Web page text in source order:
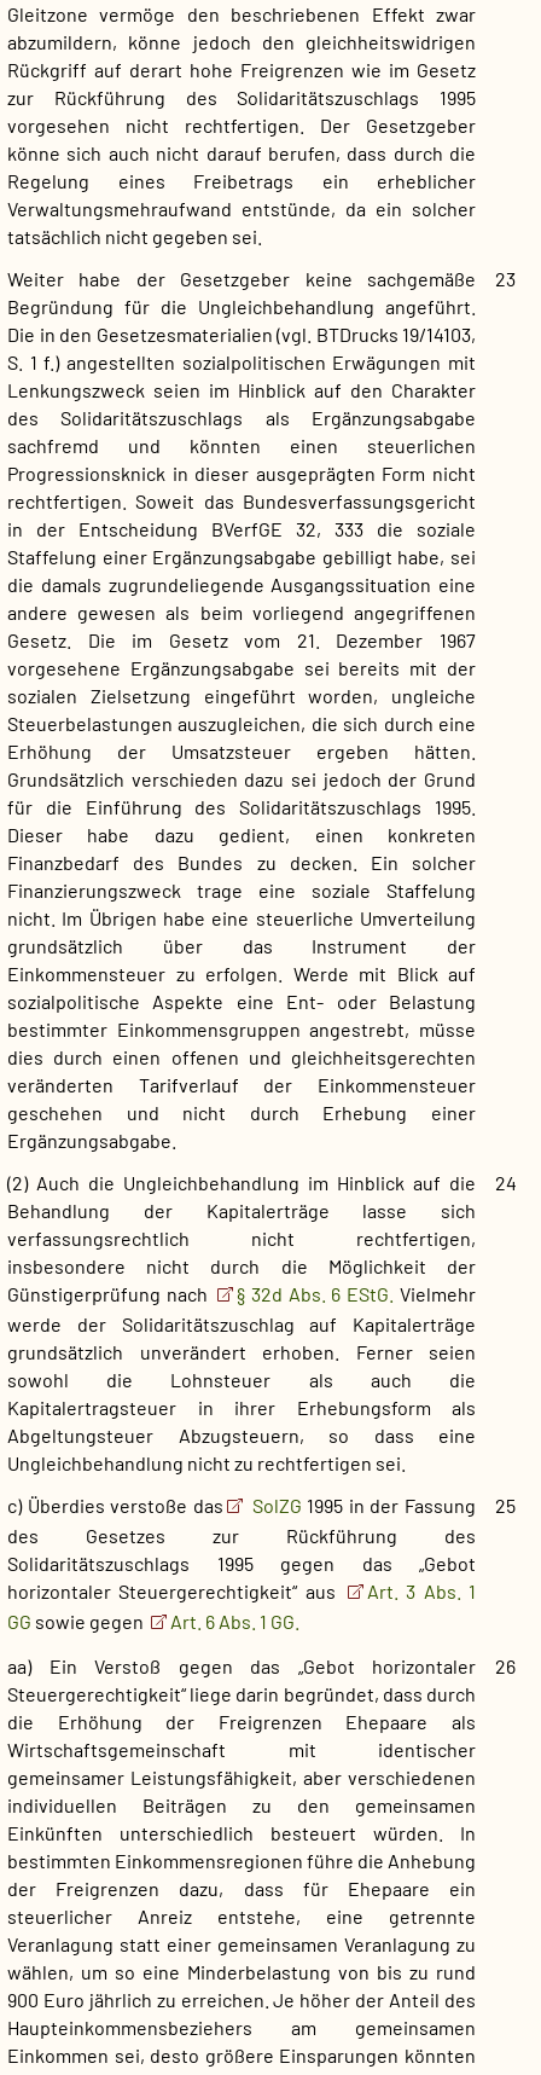
Gleitzone vermöge den beschriebenen Effekt zwar
abzumildern, könne jedoch den gleichheitswidrigen
Rückgriff auf derart hohe Freigrenzen wie im Gesetz
zur Rückführung des Solidaritätszuschlags 1995
vorgesehen nicht rechtfertigen. Der Gesetzgeber
könne sich auch nicht darauf berufen, dass durch die
Regelung eines Freibetrags ein erheblicher
Verwaltungsmehraufwand entstünde, da ein solcher
tatsächlich nicht gegeben sei.
23
Weiter habe der Gesetzgeber keine sachgemäße
Begründung für die Ungleichbehandlung angeführt.
Die in den Gesetzesmaterialien (vgl. BTDrucks 19/14103,
S. 1 f.) angestellten sozialpolitischen Erwägungen mit
Lenkungszweck seien im Hinblick auf den Charakter
des Solidaritätszuschlags als Ergänzungsabgabe
sachfremd und könnten einen steuerlichen
Progressionsknick in dieser ausgeprägten Form nicht
rechtfertigen. Soweit das Bundesverfassungsgericht
in der Entscheidung BVerfGE 32, 333 die soziale
Staffelung einer Ergänzungsabgabe gebilligt habe, sei
die damals zugrundeliegende Ausgangssituation eine
andere gewesen als beim vorliegend angegriffenen
Gesetz. Die im Gesetz vom 21. Dezember 1967
vorgesehene Ergänzungsabgabe sei bereits mit der
sozialen Zielsetzung eingeführt worden, ungleiche
Steuerbelastungen auszugleichen, die sich durch eine
Erhöhung der Umsatzsteuer ergeben hätten.
Grundsätzlich verschieden dazu sei jedoch der Grund
für die Einführung des Solidaritätszuschlags 1995.
Dieser habe dazu gedient, einen konkreten
Finanzbedarf des Bundes zu decken. Ein solcher
Finanzierungszweck trage eine soziale Staffelung
nicht. Im Übrigen habe eine steuerliche Umverteilung
grundsätzlich über das Instrument der
Einkommensteuer zu erfolgen. Werde mit Blick auf
sozialpolitische Aspekte eine Ent- oder Belastung
bestimmter Einkommensgruppen angestrebt, müsse
dies durch einen offenen und gleichheitsgerechten
veränderten Tarifverlauf der Einkommensteuer
geschehen und nicht durch Erhebung einer
Ergänzungsabgabe.
24
(2) Auch die Ungleichbehandlung im Hinblick auf die
Behandlung der Kapitalerträge lasse sich
verfassungsrechtlich nicht rechtfertigen,
insbesondere nicht durch die Möglichkeit der
Günstigerprüfung nach
§ 32d Abs. 6 EStG. Vielmehr
werde der Solidaritätszuschlag auf Kapitalerträge
grundsätzlich unverändert erhoben. Ferner seien
sowohl die Lohnsteuer als auch die
Kapitalertragsteuer in ihrer Erhebungsform als
Abgeltungsteuer Abzugsteuern, so dass eine
Ungleichbehandlung nicht zu rechtfertigen sei.
25
c) Überdies verstoße das SolZG 1995 in der Fassung
des Gesetzes zur Rückführung des
Solidaritätszuschlags 1995 gegen das „Gebot
horizontaler Steuergerechtigkeit“ aus
Art. 3 Abs. 1
GG sowie gegen
Art. 6 Abs. 1 GG.
26
aa) Ein Verstoß gegen das „Gebot horizontaler
Steuergerechtigkeit“ liege darin begründet, dass durch
die Erhöhung der Freigrenzen Ehepaare als
Wirtschaftsgemeinschaft mit identischer
gemeinsamer Leistungsfähigkeit, aber verschiedenen
individuellen Beiträgen zu den gemeinsamen
Einkünften unterschiedlich besteuert würden. In
bestimmten Einkommensregionen führe die Anhebung
der Freigrenzen dazu, dass für Ehepaare ein
steuerlicher Anreiz entstehe, eine getrennte
Veranlagung statt einer gemeinsamen Veranlagung zu
wählen, um so eine Minderbelastung von bis zu rund
900 Euro jährlich zu erreichen. Je höher der Anteil des
Haupteinkommensbeziehers am gemeinsamen
Einkommen sei, desto größere Einsparungen könnten